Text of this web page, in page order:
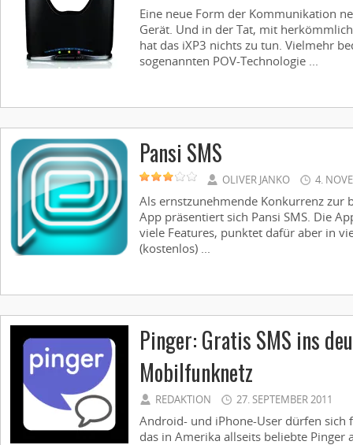
Eine neue Form der Kommunikation
Gerät. Und in der Tat, mit
hat das iXP3 nichts zu tun. Vielmehr
sogenannten POV-Technologie ...
Pansi SMS
OLIVER JANKO 4.
Als ernstzunehmende Konkurrenz zur
App präsentiert sich Pansi SMS. Die
viele Features, punktet dafür aber in
(kostenlos) ...
Pinger: Gratis SMS ins
Mobilfunknetz
REDAKTION 27. SEPTEMBER 2011
Android- und iPhone-User dürfen sich
das in Amerika allseits beliebte Pinger